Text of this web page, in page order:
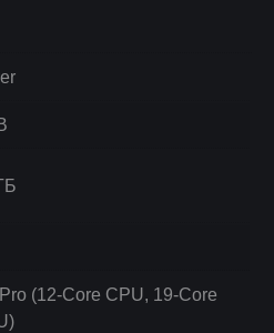
(12-Core CPU, 19-Core